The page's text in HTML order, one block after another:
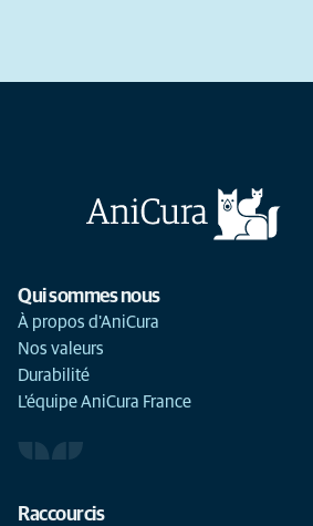
Qui sommes nous
À propos d'AniCura
Nos valeurs
Durabilité
L'équipe AniCura France
Raccourcis